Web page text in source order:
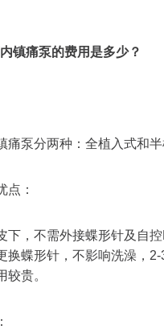
镇痛泵的费用是多少？
痛泵分两种：全植入式和半
点：
下，不需外接蝶形针及自
换蝶形针，不影响洗澡，
较贵。